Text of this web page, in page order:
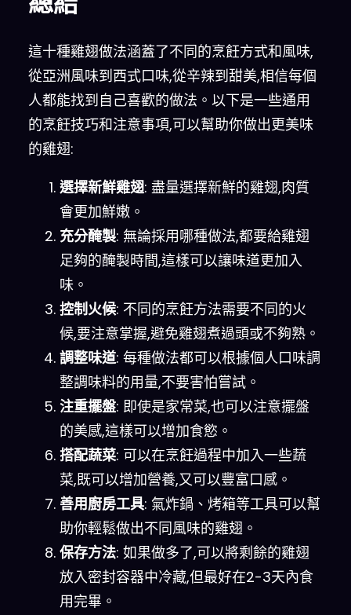
這十種雞翅做法涵蓋了不同的烹飪方式和風味,
從亞洲風味到西式口味,從辛辣到甜美,相信每個
人都能找到自己喜歡的做法。以下是一些通用
的烹飪技巧和注意事項,可以幫助你做出更美味
的雞翅:
選擇新鮮雞翅: 盡量選擇新鮮的雞翅,肉質
會更加鮮嫩。
充分醃製: 無論採用哪種做法,都要給雞翅
足夠的醃製時間,這樣可以讓味道更加入
味。
控制火候: 不同的烹飪方法需要不同的火
候,要注意掌握,避免雞翅煮過頭或不夠熟。
調整味道: 每種做法都可以根據個人口味調
整調味料的用量,不要害怕嘗試。
注重擺盤: 即使是家常菜,也可以注意擺盤
的美感,這樣可以增加食慾。
搭配蔬菜: 可以在烹飪過程中加入一些蔬
菜,既可以增加營養,又可以豐富口感。
善用廚房工具: 氣炸鍋、烤箱等工具可以幫
助你輕鬆做出不同風味的雞翅。
保存方法: 如果做多了,可以將剩餘的雞翅
放入密封容器中冷藏,但最好在2-3天內食
用完畢。